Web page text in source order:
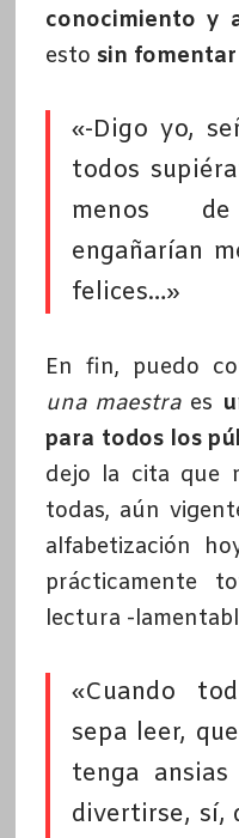
conocimiento y
esto sin
«-Digo yo,
todos
menos
engañarían
felices…»
En fin, puedo
una maestraes
para todos los
dejo la cita que
todas, aún
alfabetización
prácticamente
lectura -
«Cuando
sepa leer,
tenga
divertirse, sí,